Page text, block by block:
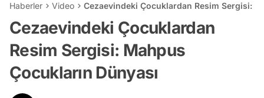
Haberler Video Cezaevindeki Çocuklardan Resim Sergisi:
Cezaevindeki Çocuklardan
Resim Sergisi: Mahpus
Çocukların Dünyası